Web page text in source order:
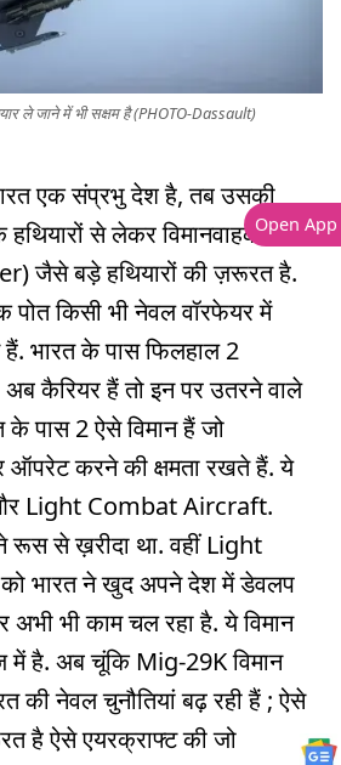
ले जाने में भी सक्षम है (PHOTO-Dassault)
एक संप्रभु देश है, तब उसकी
से लेकर विमानवाहक
जैसे बड़े हथियारों की ज़रूरत है.
पोत किसी भी नेवल वॉरफेयर में
भारत के पास फिलहाल 2
कैरियर हैं तो इन पर उतरने वाले
के पास 2 ऐसे विमान हैं जो
ऑपरेट करने की क्षमता रखते हैं. ये
Light Combat Aircraft.
रूस से ख़रीदा था. वहीं Light
भारत ने खुद अपने देश में डेवलप
अभी भी काम चल रहा है. ये विमान
में है. अब चूंकि Mig-29K विमान
की नेवल चुनौतियां बढ़ रही हैं ; ऐसे
है ऐसे एयरक्राफ्ट की जो
Open App